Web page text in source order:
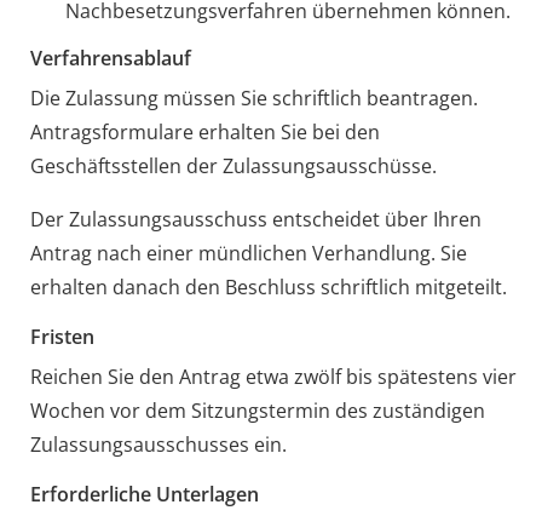
Nachbesetzungsverfahren übernehmen können.
Verfahrensablauf
Die Zulassung müssen Sie schriftlich beantragen.
Antragsformulare erhalten Sie bei den
Geschäftsstellen der Zulassungsausschüsse.
Der Zulassungsausschuss entscheidet über Ihren
Antrag nach einer mündlichen Verhandlung. Sie
erhalten danach den Beschluss schriftlich mitgeteilt.
Fristen
Reichen Sie den Antrag etwa zwölf bis spätestens vier
Wochen vor dem Sitzungstermin des zuständigen
Zulassungsausschusses ein.
Erforderliche Unterlagen